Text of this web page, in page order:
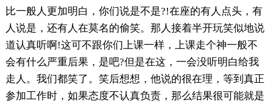
比一般人更加明白，你们说是不是?!在座的有人点头，有
人说是，还有人在莫名的偷笑。那人接着半开玩笑似地说
道认真听啊!这可不跟你们上课一样，上课走个神一般不
会有什么严重后果，是吧?但是在这，一会没听明白给我
走人。我们都笑了。笑后想想，他说的很在理，等到真正
参加工作时，如果态度不认真负责，那么结果很可能就是